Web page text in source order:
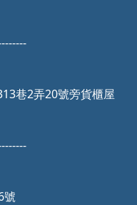
巷2弄20號旁貨櫃屋
號